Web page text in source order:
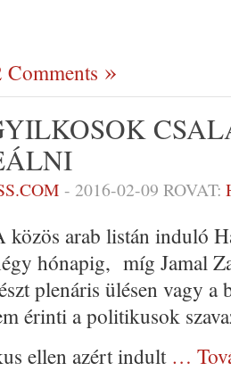
Comments
- 2016-02-09 ROVAT:
közös arab listán induló
hónapig, míg Jamal
plenáris ülésen vagy
érinti a politikusok
ellen azért indult …